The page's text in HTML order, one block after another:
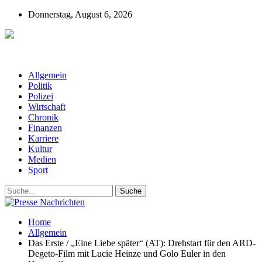
Donnerstag, August 6, 2026
Allgemein
Politik
Polizei
Wirtschaft
Chronik
Finanzen
Karriere
Kultur
Medien
Sport
Home
Allgemein
Das Erste / „Eine Liebe später“ (AT): Drehstart für den ARD-
Degeto-Film mit Lucie Heinze und Golo Euler in den